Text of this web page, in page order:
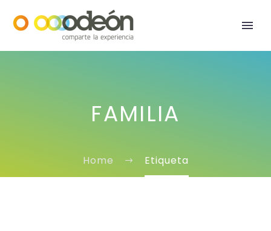
FAMILIA
Home Etiqueta